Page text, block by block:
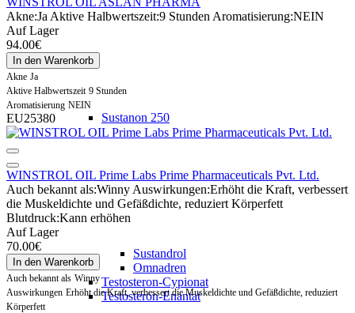
Sustanon 250
Sustandrol
Omnadren
Testosteron-Cypionat
Testosteron-Enantat
Akne:Ja Aktive Halbwertszeit:9 Stunden Aromatisierung:NEIN
Auf Lager
94.00€
In den Warenkorb
Akne Ja
Aktive Halbwertszeit 9 Stunden
Aromatisierung NEIN
EU25380
WINSTROL OIL Prime Labs Prime Pharmaceuticals Pvt. Ltd.
Auch bekannt als:Winny Auswirkungen:Erhöht die Kraft, verbessert
die Muskeldichte und Gefäßdichte, reduziert Körperfett
Blutdruck:Kann erhöhen
Auf Lager
70.00€
In den Warenkorb
Auch bekannt als Winny
Auswirkungen Erhöht die Kraft, verbessert die Muskeldichte und Gefäßdichte, reduziert
Körperfett